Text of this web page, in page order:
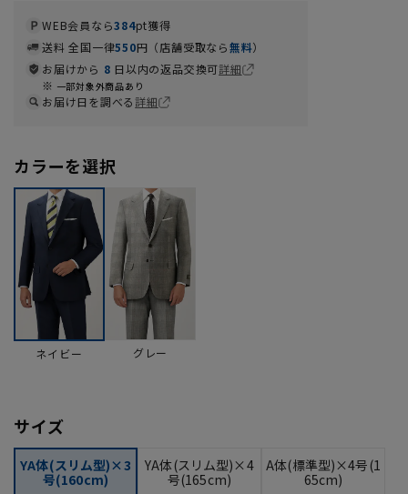
WEB会員なら384pt獲得
送料 全国一律550円（店舗受取なら無料）
お届けから 8 日以内の返品交換可詳細
一部対象外商品あり
お届け日を調べる詳細
カラーを選択
ネイビー グレー
サイズ
YA体(スリム型)×3
号(160cm)
YA体(スリム型)×4
号(165cm)
A体(標準型)×4号(1
65cm)